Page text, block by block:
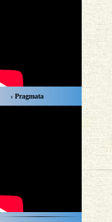
› Pragmata